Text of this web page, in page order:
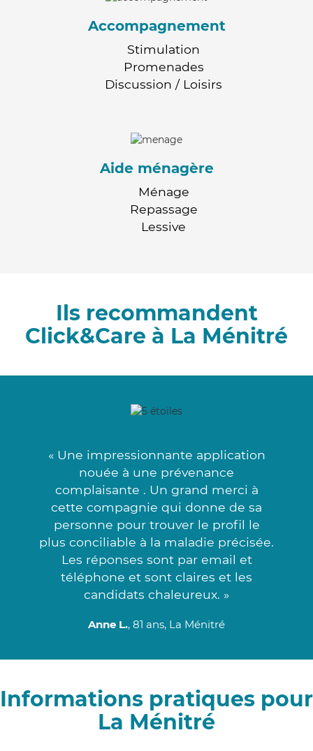
Accompagnement
Stimulation
Promenades
Discussion / Loisirs
Aide ménagère
Ménage
Repassage
Lessive
Ils recommandent
Click&Care à La Ménitré
« Une impressionnante application
nouée à une prévenance
complaisante . Un grand merci à
cette compagnie qui donne de sa
personne pour trouver le profil le
plus conciliable à la maladie précisée.
Les réponses sont par email et
téléphone et sont claires et les
candidats chaleureux. »
Anne L., 81 ans, La Ménitré
Informations pratiques pour
La Ménitré